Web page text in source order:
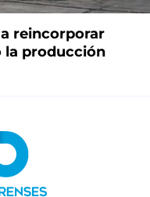
reincorporar
la producción